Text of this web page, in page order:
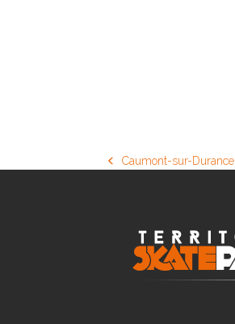
previous
Caumont-sur-Durance